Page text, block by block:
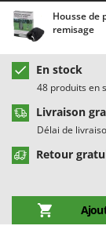
Coupe-
Coupe-
Couveuses
D
Bernardi
Bertolini
Besser
Bestway
Beta tools
Bissell
Black &
Blue Bird
Bomet
Housse de
remisage
En stock
48 produits en
Livraison
Délai de
Retour